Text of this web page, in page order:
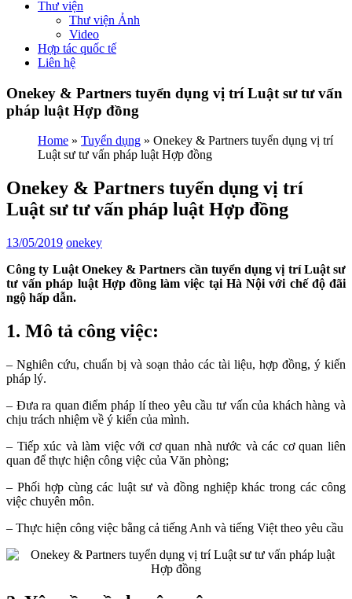
Thư viện
Thư viện Ảnh
Video
Hợp tác quốc tế
Liên hệ
Onekey & Partners tuyển dụng vị trí Luật sư tư vấn
pháp luật Hợp đồng
Home » Tuyển dụng » Onekey & Partners tuyển dụng vị trí
Luật sư tư vấn pháp luật Hợp đồng
Onekey & Partners tuyển dụng vị trí
Luật sư tư vấn pháp luật Hợp đồng
13/05/2019 onekey
Công ty Luật Onekey & Partners cần tuyển dụng vị trí Luật sư
tư vấn pháp luật Hợp đồng làm việc tại Hà Nội với chế độ đãi
ngộ hấp dẫn.
1. Mô tả công việc:
– Nghiên cứu, chuẩn bị và soạn thảo các tài liệu, hợp đồng, ý kiến
pháp lý.
– Đưa ra quan điểm pháp lí theo yêu cầu tư vấn của khách hàng và
chịu trách nhiệm về ý kiến của mình.
– Tiếp xúc và làm việc với cơ quan nhà nước và các cơ quan liên
quan để thực hiện công việc của Văn phòng;
– Phối hợp cùng các luật sư và đồng nghiệp khác trong các công
việc chuyên môn.
– Thực hiện công việc bằng cả tiếng Anh và tiếng Việt theo yêu cầu